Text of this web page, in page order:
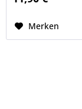
Merken